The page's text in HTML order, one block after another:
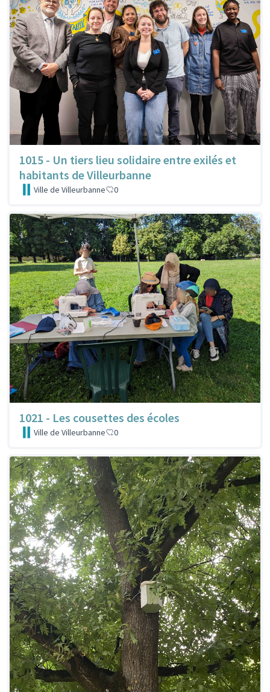
1015 - Un tiers lieu solidaire entre exilés et
habitants de Villeurbanne
Ville de Villeurbanne 0
1021 - Les cousettes des écoles
Ville de Villeurbanne 0